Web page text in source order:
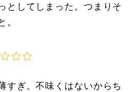
としてしまった。つまりそ
。
すぎ。不味くはないからち